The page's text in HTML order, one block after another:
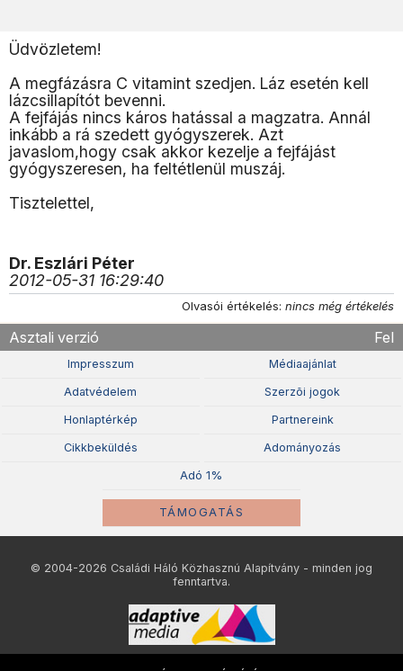
Üdvözletem!
A megfázásra C vitamint szedjen. Láz esetén kell
lázcsillapítót bevenni.
A fejfájás nincs káros hatással a magzatra. Annál
inkább a rá szedett gyógyszerek. Azt
javaslom,hogy csak akkor kezelje a fejfájást
gyógyszeresen, ha feltétlenül muszáj.
Tisztelettel,
Dr. Eszlári Péter
2012-05-31 16:29:40
Olvasói értékelés: nincs még értékelés
Asztali verzió Fel
Impresszum Médiaajánlat
Adatvédelem Szerzõi jogok
Honlaptérkép Partnereink
Cikkbeküldés Adományozás
Adó 1%
TÁMOGATÁS
© 2004-2026 Családi Háló Közhasznú Alapítvány - minden jog
fenntartva.